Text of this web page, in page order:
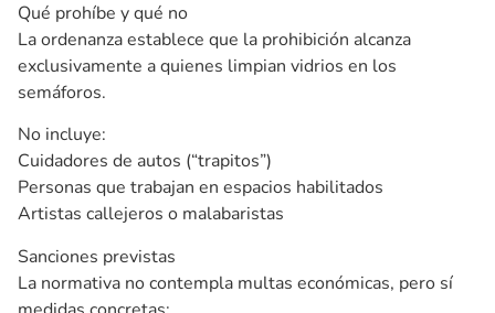
Qué prohíbe y qué no
La ordenanza establece que la prohibición alcanza
exclusivamente a quienes limpian vidrios en los
semáforos.
No incluye:
Cuidadores de autos (“trapitos”)
Personas que trabajan en espacios habilitados
Artistas callejeros o malabaristas
Sanciones previstas
La normativa no contempla multas económicas, pero sí